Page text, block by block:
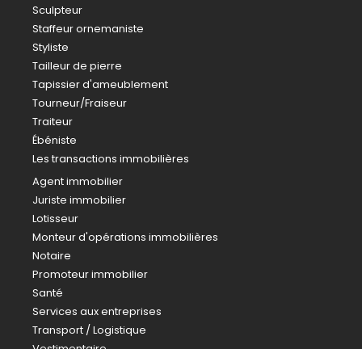
Sculpteur
Staffeur ornemaniste
Styliste
Tailleur de pierre
Tapissier d'ameublement
Tourneur/Fraiseur
Traiteur
Ébéniste
Les transactions immobilières
Agent immobilier
Juriste immobilier
Lotisseur
Monteur d'opérations immobilières
Notaire
Promoteur immobilier
Santé
Services aux entreprises
Transport / Logistique